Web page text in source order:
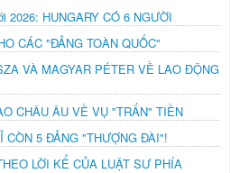
2026: HUNGARY CÓ 6 NGƯỜI
CÁC "ĐẢNG TOÀN QUỐC"
VÀ MAGYAR PÉTER VỀ LAO ĐỘNG
CHÂU ÂU VỀ VỤ "TRẤN" TIỀN
CÒN 5 ĐẢNG "THƯỢNG ĐÀI"!
LỜI KỂ CỦA LUẬT SƯ PHÍA